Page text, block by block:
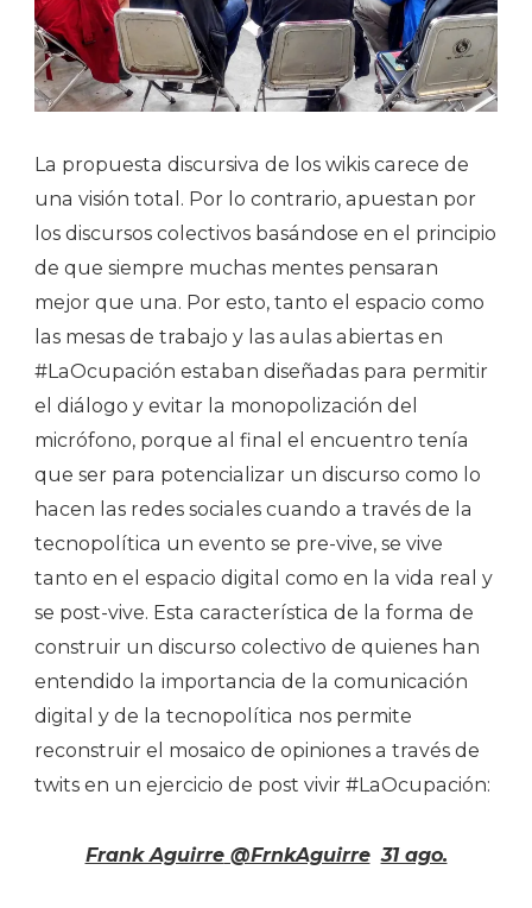
La propuesta discursiva de los wikis carece de
una visión total. Por lo contrario, apuestan por
los discursos colectivos basándose en el principio
de que siempre muchas mentes pensaran
mejor que una. Por esto, tanto el espacio como
las mesas de trabajo y las aulas abiertas en
#LaOcupación estaban diseñadas para permitir
el diálogo y evitar la monopolización del
micrófono, porque al final el encuentro tenía
que ser para potencializar un discurso como lo
hacen las redes sociales cuando a través de la
tecnopolítica un evento se pre-vive, se vive
tanto en el espacio digital como en la vida real y
se post-vive. Esta característica de la forma de
construir un discurso colectivo de quienes han
entendido la importancia de la comunicación
digital y de la tecnopolítica nos permite
reconstruir el mosaico de opiniones a través de
twits en un ejercicio de post vivir #LaOcupación:
Frank Aguirre‏ @FrnkAguirre 31 ago.